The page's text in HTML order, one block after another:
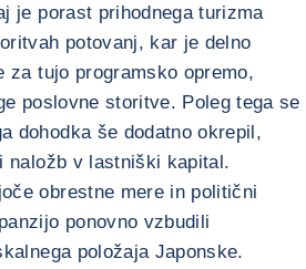
je porast prihodnega turizma
potovanj, kar je delno
za tujo programsko opremo,
poslovne storitve. Poleg tega se
dohodka še dodatno okrepil,
naložb v lastniški kapital.
obrestne mere in politični
ponovno vzbudili
položaja Japonske.